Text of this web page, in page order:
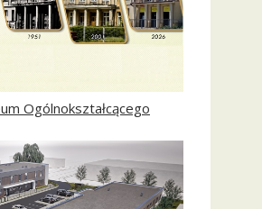
Ogólnokształcącego